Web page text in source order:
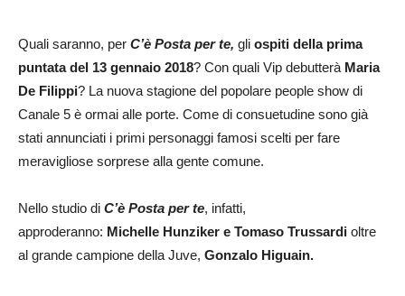
Quali saranno, per C’è Posta per te, gli ospiti della prima
puntata del 13 gennaio 2018? Con quali Vip debutterà Maria
De Filippi? La nuova stagione del popolare people show di
Canale 5 è ormai alle porte. Come di consuetudine sono già
stati annunciati i primi personaggi famosi scelti per fare
meravigliose sorprese alla gente comune.
Nello studio di C’è Posta per te, infatti,
approderanno: Michelle Hunziker e Tomaso Trussardi oltre
al grande campione della Juve, Gonzalo Higuain.